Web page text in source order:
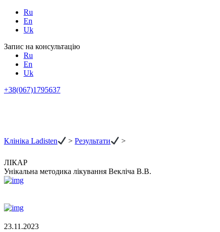
Ru
En
Uk
Запис на консультацію
Ru
En
Uk
+38(067)1795637
Клініка Ladisten >Результати >
ЛІКАР
Унікальна методика лікування Векліча В.В.
23.11.2023